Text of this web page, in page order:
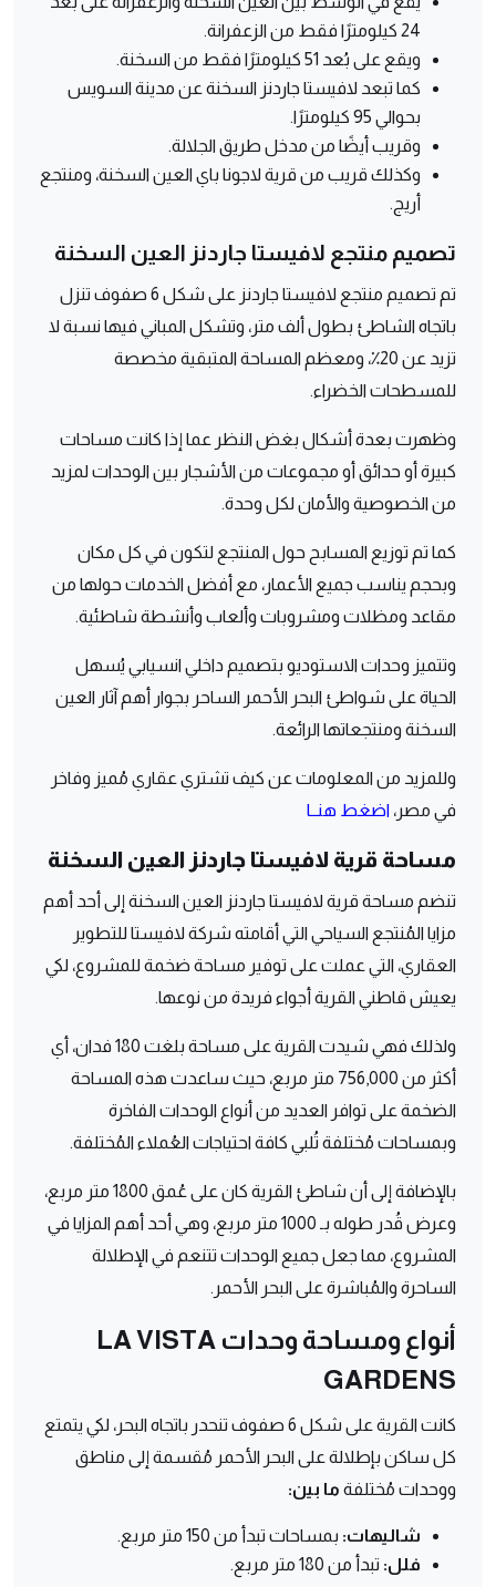
24 كيلومترًا فقط من الزعفرانة.
ويقع على بُعد 51 كيلومترًا فقط من السخنة.
كما تبعد لافيستا جاردنز السخنة عن مدينة السويس
بحوالي 95 كيلومترًا.
وقريب أيضًا من مدخل طريق الجلالة.
وكذلك قريب من قرية لاجونا باي العين السخنة، ومنتجع
أريج.
تصميم منتجع لافيستا جاردنز العين السخنة
تم تصميم منتجع لافيستا جاردنز على شكل 6 صفوف تنزل
باتجاه الشاطئ بطول ألف متر، وتشكل المباني فيها نسبة لا
تزيد عن 20٪، ومعظم المساحة المتبقية مخصصة
للمسطحات الخضراء.
وظهرت بعدة أشكال بغض النظر عما إذا كانت مساحات
كبيرة أو حدائق أو مجموعات من الأشجار بين الوحدات لمزيد
من الخصوصية والأمان لكل وحدة.
كما تم توزيع المسابح حول المنتجع لتكون في كل مكان
وبحجم يناسب جميع الأعمار، مع أفضل الخدمات حولها من
مقاعد ومظلات ومشروبات وألعاب وأنشطة شاطئية.
وتتميز وحدات الاستوديو بتصميم داخلي انسيابي يُسهل
الحياة على شواطئ البحر الأحمر الساحر بجوار أهم آثار العين
السخنة ومنتجعاتها الرائعة.
وللمزيد من المعلومات عن كيف تشتري عقاري مُميز وفاخر
في مصر، اضغط هنــا
مساحة قرية لافيستا جاردنز العين السخنة
تنضم مساحة قرية لافيستا جاردنز العين السخنة إلى أحد أهم
مزايا المُنتجع السياحي التي أقامته شركة لافيستا للتطوير
العقاري، التي عملت على توفير مساحة ضخمة للمشروع، لكي
يعيش قاطني القرية أجواء فريدة من نوعها.
ولذلك فهي شيدت القرية على مساحة بلغت 180 فدان، أي
أكثر من 756,000 متر مربع، حيث ساعدت هذه المساحة
الضخمة على توافر العديد من أنواع الوحدات الفاخرة
وبمساحات مُختلفة تُلبي كافة احتياجات العُملاء المُختلفة.
بالإضافة إلى أن شاطئ القرية كان على عُمق
1800 متر مربع،
وعرض قُدر طوله بـ 1000 متر مربع،
وهي أحد أهم المزايا في
المشروع، مما جعل جميع الوحدات تتنعم في الإطلالة
الساحرة والمُباشرة على البحر الأحمر.
أنواع ومساحة وحدات LA VISTA
GARDENS
كانت القرية على شكل 6 صفوف تنحدر باتجاه البحر، لكي يتمتع
كل ساكن بإطلالة على البحر الأحمر مُقسمة إلى مناطق
ووحدات مُختلفة ما بين:
شاليهات: بمساحات تبدأ من 150 متر مربع.
فلل: تبدأ من 180 متر مربع.